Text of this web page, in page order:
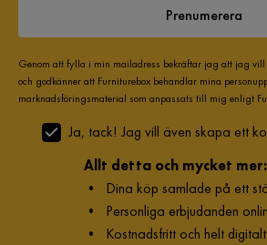
Prenumerera
Genom att fylla i min mailadress bekräftar jag att jag vill
och godkänner att Furniturebox behandlar mina
marknadsföringsmaterial som anpassats till mig enligt
Ja, tack! Jag vill även skapa ett
Allt detta och mycket mer:
• Dina köp samlade på ett
• Personliga erbjudanden
• Kostnadsfritt och helt digitalt